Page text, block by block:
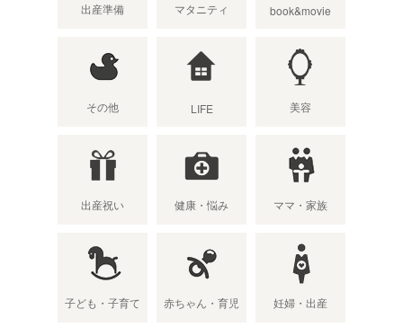
出産準備 マタニティ book&movie
その他 LIFE 美容
出産祝い 健康・悩み ママ・家族
子ども・子育て 赤ちゃん・育児 妊婦・出産